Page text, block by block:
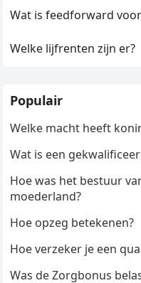
Wat is feedforward
Welke lijfrenten zijn er?
Populair
Welke macht heeft
Wat is een
Hoe was het bestuur
moederland?
Hoe opzeg betekenen?
Hoe verzeker je een
Was de Zorgbonus